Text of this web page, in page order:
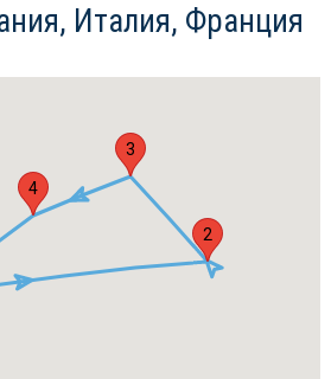
Италия, Франция
2
3
4